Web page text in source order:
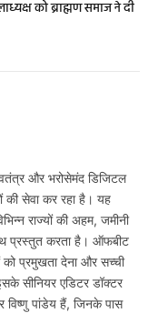
को ब्राह्मण समाज ने दी
और भरोसेमंद डिजिटल
की सेवा कर रहा है। यह
राज्यों की अहम, जमीनी
प्रस्तुत करता है। ऑफबीट
को प्रमुखता देना और सच्ची
सीनियर एडिटर डॉक्टर
पांडेय हैं, जिनके पास